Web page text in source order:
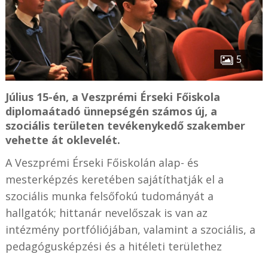
5
Július 15-én, a Veszprémi Érseki Főiskola
diplomaátadó ünnepségén számos új, a
szociális területen tevékenykedő szakember
vehette át oklevelét.
A Veszprémi Érseki Főiskolán alap- és
mesterképzés keretében sajátíthatják el a
szociális munka felsőfokú tudományát a
hallgatók; hittanár nevelőszak is van az
intézmény portfóliójában, valamint a szociális, a
pedagógusképzési és a hitéleti területhez